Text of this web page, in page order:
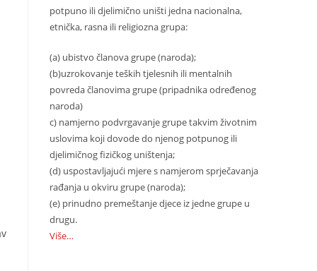
potpuno ili djelimično uništi jedna nacionalna,
etnička, rasna ili religiozna grupa:
(a) ubistvo članova grupe (naroda);
(b)uzrokovanje teških tjelesnih ili mentalnih
povreda članovima grupe (pripadnika određenog
naroda)
c) namjerno podvrgavanje grupe takvim životnim
uslovima koji dovode do njenog potpunog ili
djelimičnog fizičkog uništenja;
(d) uspostavljajući mjere s namjerom sprječavanja
rađanja u okviru grupe (naroda);
(e) prinudno premeštanje djece iz jedne grupe u
drugu.
Više…